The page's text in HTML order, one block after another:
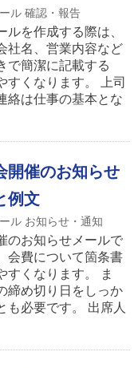
ル 確認・報告
ルを作成する際は、
社名、営業内容など
で簡潔に記載する
すくなります。 上司
絡は仕事の基本とな
開催のお知らせ
例文
ル お知らせ・通知
のお知らせメールで
会費について箇条書
すくなります。 ま
締め切り日をしっか
も必要です。 出席人